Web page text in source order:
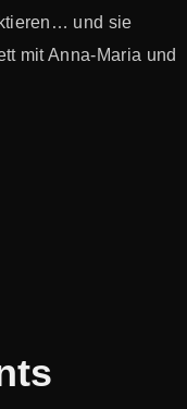
und sie
mit Anna-Maria und